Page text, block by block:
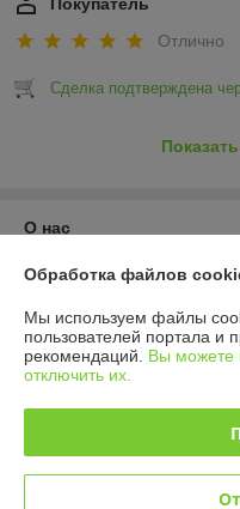
Отлично
Сделка подтверждена
О нас
Контакты
Доставка и оплата
Полная версия сайта
Обработка файлов
Мы используем файлы
пользователей портала и
рекомендаций. Вы можете
отключить их.